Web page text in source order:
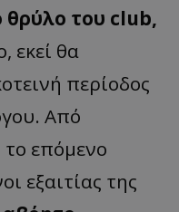
θρύλο του club,
εκεί θα
περίοδος
Από
επόμενο
εξαιτίας της